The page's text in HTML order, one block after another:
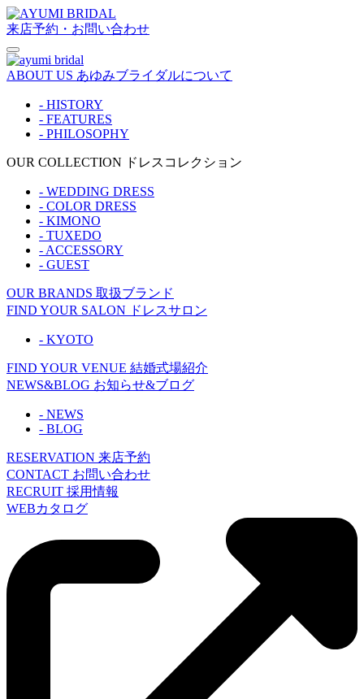
来店予約・お問い合わせ
ABOUT US あゆみブライダルについて
- HISTORY
- FEATURES
- PHILOSOPHY
OUR COLLECTION ドレスコレクション
- WEDDING DRESS
- COLOR DRESS
- KIMONO
- TUXEDO
- ACCESSORY
- GUEST
OUR BRANDS 取扱ブランド
FIND YOUR SALON ドレスサロン
- KYOTO
FIND YOUR VENUE 結婚式場紹介
NEWS&BLOG お知らせ&ブログ
- NEWS
- BLOG
RESERVATION 来店予約
CONTACT お問い合わせ
RECRUIT 採用情報
WEBカタログ